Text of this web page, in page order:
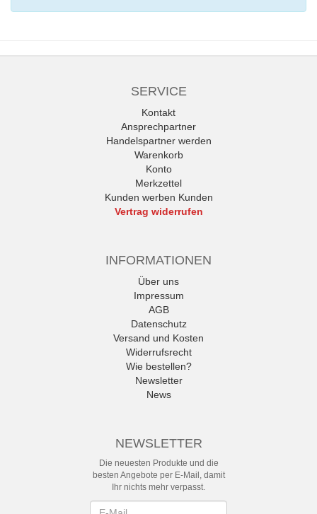
SERVICE
Kontakt
Ansprechpartner
Handelspartner werden
Warenkorb
Konto
Merkzettel
Kunden werben Kunden
Vertrag widerrufen
INFORMATIONEN
Über uns
Impressum
AGB
Datenschutz
Versand und Kosten
Widerrufsrecht
Wie bestellen?
Newsletter
News
NEWSLETTER
Die neuesten Produkte und die
besten Angebote per E-Mail, damit
Ihr nichts mehr verpasst.